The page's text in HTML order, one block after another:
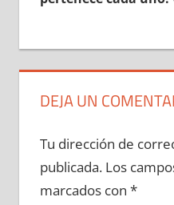
DEJA UN
Tu dirección de
publicada. Los
marcados con *